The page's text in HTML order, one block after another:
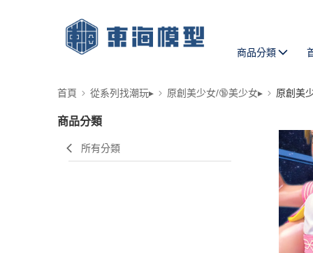
商品分類
首頁 從系列找潮玩▸ 原創美少女/🔞美少女▸ 原創美
商品分類
所有分類